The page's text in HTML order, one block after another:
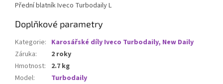
Přední blatník Iveco Turbodaily L
Doplňkové parametry
Kategorie: Karosářské díly Iveco Turbodaily, New Daily
Záruka:
2 roky
Hmotnost:
2.7 kg
Model: Turbodaily